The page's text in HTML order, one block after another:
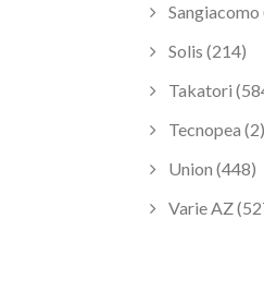
Sangiacomo
Solis (214)
Takatori
Tecnopea (2)
Union (448)
Varie AZ